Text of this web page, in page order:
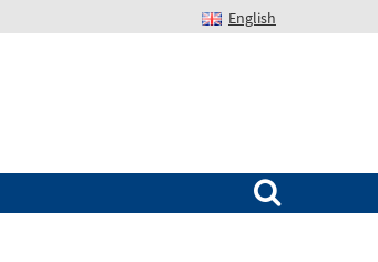
English
Suchen nach: